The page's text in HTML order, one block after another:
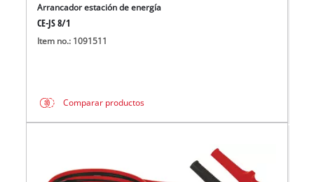
Arrancador estación de energía
CE-JS 8/1
Item no.: 1091511
Comparar productos